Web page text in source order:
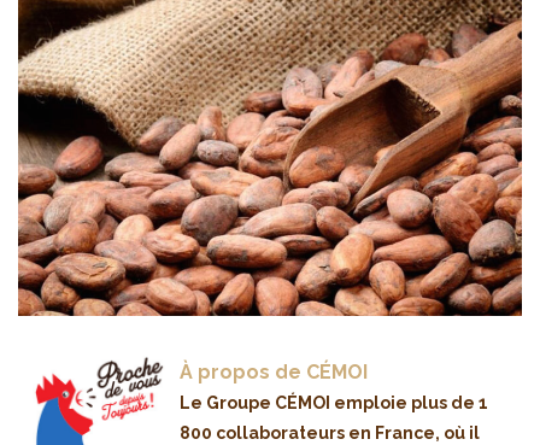
À propos de CÉMOI
Le Groupe CÉMOI emploie plus de 1
800 collaborateurs en France, où il